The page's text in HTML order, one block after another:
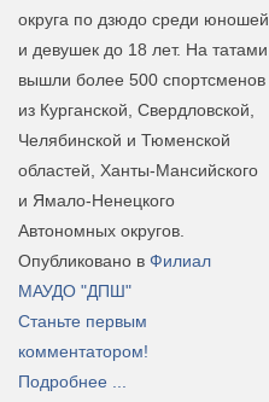
округа по дзюдо среди юношей
и девушек до 18 лет. На татами
вышли более 500 спортсменов
из Курганской, Свердловской,
Челябинской и Тюменской
областей, Ханты-Мансийского
и Ямало-Ненецкого
Автономных округов.
Опубликовано в Филиал
МАУДО "ДПШ"
Станьте первым
комментатором!
Подробнее ...